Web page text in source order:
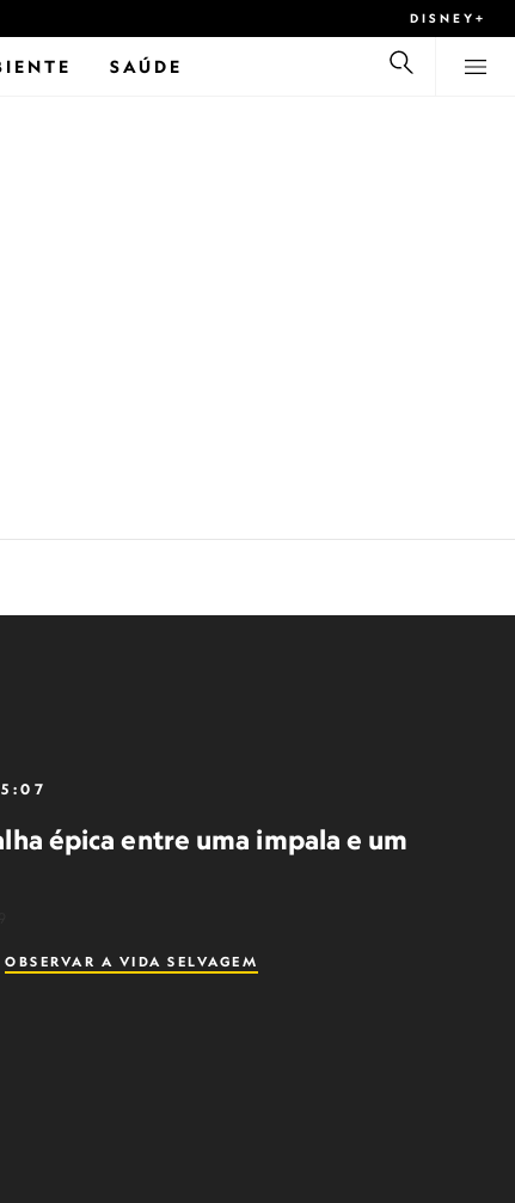
DISNEY+
SAÚDE
épica entre uma impala e um
OBSERVAR A VIDA SELVAGEM